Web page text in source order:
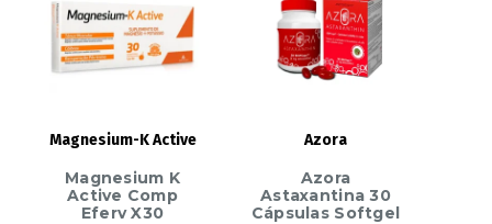
Magnesium-K Active
Magnesium K
Active Comp
Eferv X30
Azora
Azora
Astaxantina 30
Cápsulas Softgel